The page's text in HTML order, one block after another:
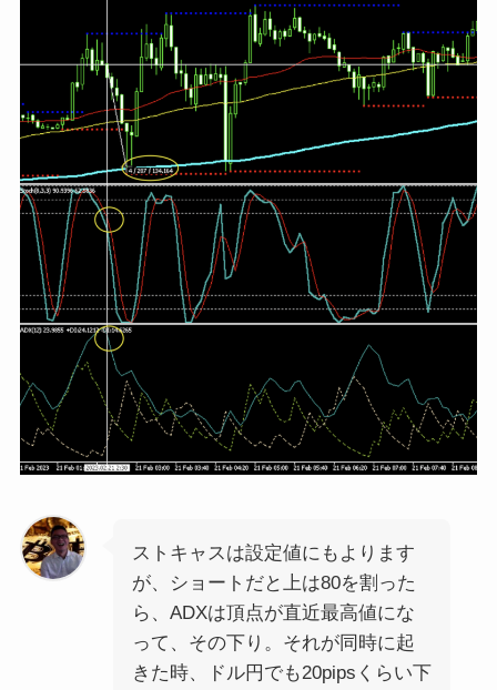
ストキャスは設定値にもよります
が、ショートだと上は80を割った
ら、ADXは頂点が直近最高値にな
って、その下り。それが同時に起
きた時、ドル円でも20pipsくらい下